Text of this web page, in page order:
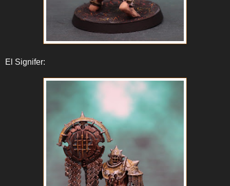
El Signifer: